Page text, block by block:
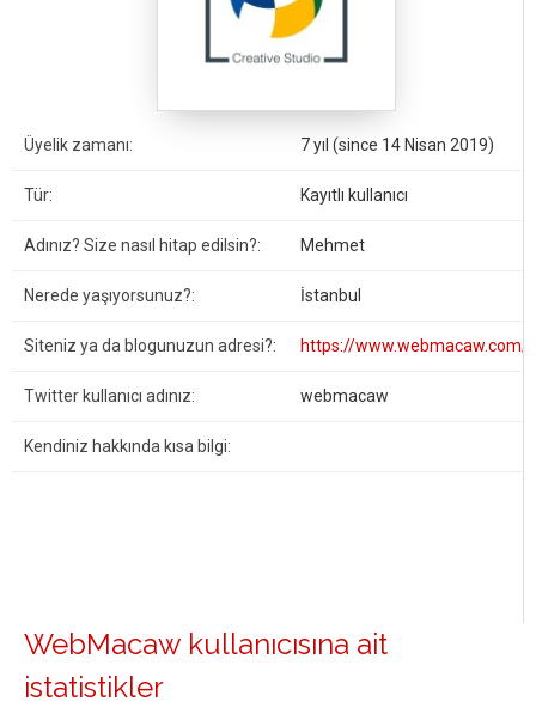
Üyelik zamanı: 7 yıl (since 14 Nisan 2019)
Tür: Kayıtlı kullanıcı
Adınız? Size nasıl hitap edilsin?: Mehmet
Nerede yaşıyorsunuz?: İstanbul
Siteniz ya da blogunuzun adresi?: https://www.webmacaw.com/
Twitter kullanıcı adınız: webmacaw
Kendiniz hakkında kısa bilgi:
WebMacaw kullanıcısına ait
istatistikler